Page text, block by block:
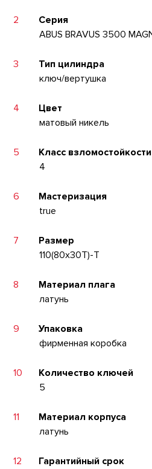
2
Серия
ABUS BRAVUS 3500
3
Тип цилиндра
ключ/вертушка
4
Цвет
матовый никель
5
Класс взломостойкости
4
6
Мастеризация
true
7
Размер
110(80x30T)-T
8
Материал плага
латунь
9
Упаковка
фирменная коробка
10
Количество ключей
5
11
Материал корпуса
латунь
12
Гарантийный срок